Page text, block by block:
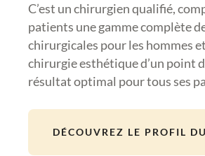
C’est un chirurgien qualifié,
patients une gamme complète
chirurgicales pour les hommes
chirurgie esthétique d’un point
résultat optimal pour tous ses
DÉCOUVREZ LE PROFIL